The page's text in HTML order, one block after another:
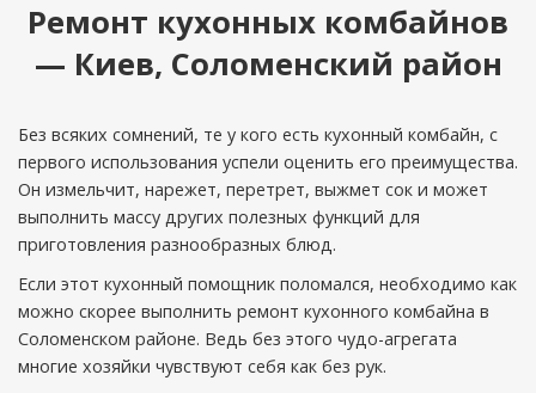
Ремонт кухонных комбайнов
— Киев, Соломенский район
Без всяких сомнений, те у кого есть кухонный комбайн, с
первого использования успели оценить его преимущества.
Он измельчит, нарежет, перетрет, выжмет сок и может
выполнить массу других полезных функций для
приготовления разнообразных блюд.
Если этот кухонный помощник поломался, необходимо как
можно скорее выполнить ремонт кухонного комбайна в
Соломенском районе. Ведь без этого чудо-агрегата
многие хозяйки чувствуют себя как без рук.